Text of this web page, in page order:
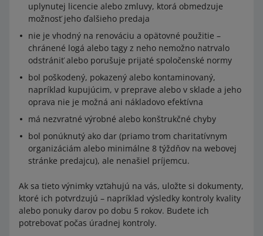
Op
Ostatná obuv s vonkajšou podrážkou a zvrškom z
gumy alebo plastu
6403
Obuv s vonkajšou podrážkou z gumy, plastov, kože
alebo kompozitnej kože a zvrškom z kože
6404
Obuv s vonkajšou podrážkou z gumy, plastu, kože
alebo kompozitnej kože a zvrškom z textilných
materiálov
6405
Opis Ostatná obuv
uplynutej licencie alebo zmluvy, ktorá obmedzuje
možnosť jeho ďalšieho predaja
nie je vhodný na renováciu a opätovné použitie –
chránené logá alebo tagy z neho nemožno natrvalo
odstrániť alebo porušuje prijaté spoločenské normy
bol poškodený, pokazený alebo kontaminovaný,
napríklad kupujúcim, v preprave alebo v sklade a jeho
oprava nie je možná ani nákladovo efektívna
má nezvratné výrobné alebo konštrukčné chyby
bol ponúknutý ako dar (priamo trom charitatívnym
organizáciám alebo minimálne 8 týždňov na webovej
stránke predajcu), ale nenašiel príjemcu.
Ak sa tieto výnimky vzťahujú na vás, uložte si dokumenty,
ktoré ich potvrdzujú – napríklad výsledky kontroly kvality
alebo ponuky darov po dobu 5 rokov. Budete ich
potrebovať počas úradnej kontroly.